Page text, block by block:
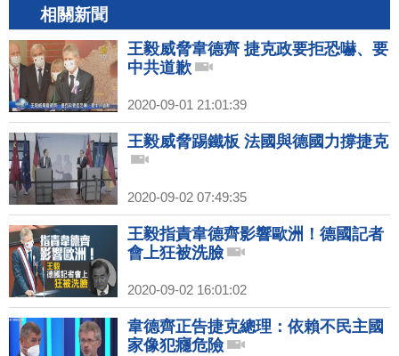
相關新聞
王毅威脅韋德齊 捷克政要拒恐嚇、要
中共道歉
2020-09-01 21:01:39
王毅威脅踢鐵板 法國與德國力撐捷克
2020-09-02 07:49:35
王毅指責韋德齊影響歐洲！德國記者
會上狂被洗臉
2020-09-02 16:01:02
韋德齊正告捷克總理：依賴不民主國
家像犯癮危險